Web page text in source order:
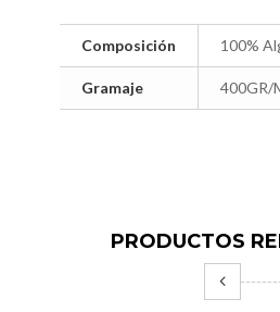
Composición 100%
Gramaje 400GR/
PRODUCTOS